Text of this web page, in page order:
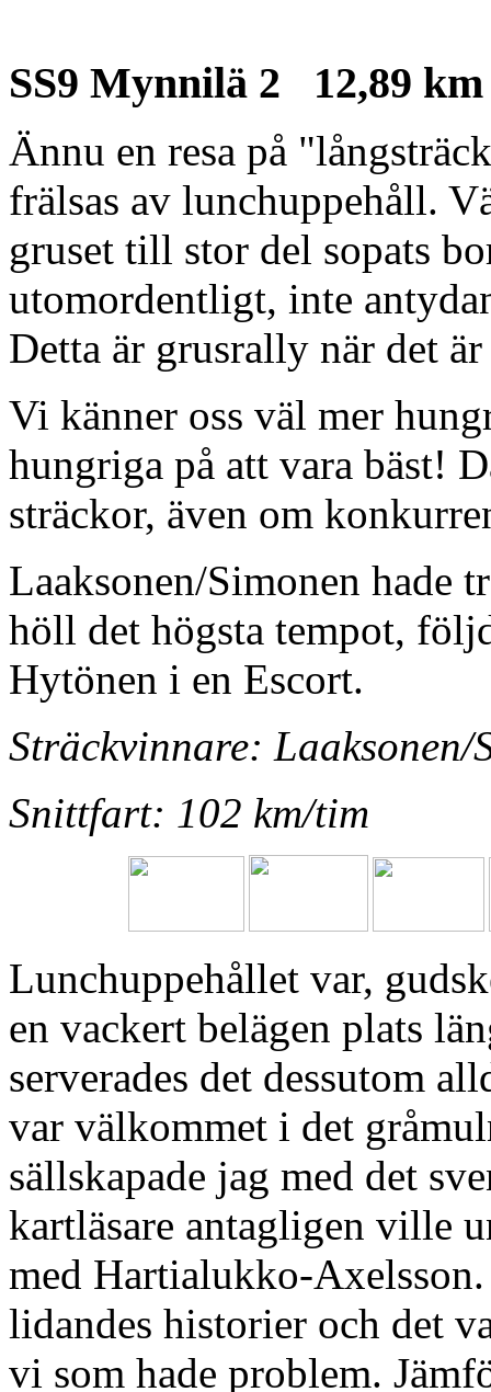
SS9 Mynnilä 2 12,89 km
Ännu en resa på
frälsas av lunchuppehåll.
gruset till stor del sopats
utomordentligt, inte
Detta är grusrally när det
Vi känner oss väl mer
hungriga på att vara bäst!
sträckor, även om
Laaksonen/Simonen hade
höll det högsta tempot,
Hytönen i en Escort.
Sträckvinnare: Laaksonen/
Snittfart: 102 km/tim
Lunchuppehållet var,
en vackert belägen plats
serverades det dessutom
var välkommet i det
sällskapade jag med det
kartläsare antagligen ville
med Hartialukko-
lidandes historier och det
vi som hade problem.